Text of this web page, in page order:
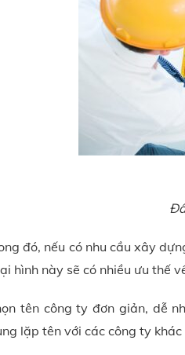
đó, nếu có nhu cầu xây
hình này sẽ có nhiều ưu thế
tên công ty đơn giản, dễ
lặp tên với các công ty